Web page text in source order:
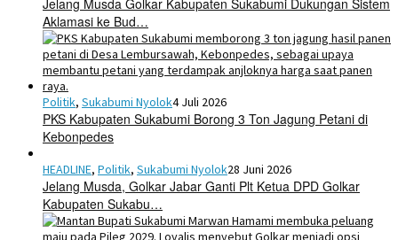
Jelang Musda Golkar Kabupaten Sukabumi Dukungan Sistem
Aklamasi ke Bud…
Politik, Sukabumi Nyolok4 Juli 2026
PKS Kabupaten Sukabumi Borong 3 Ton Jagung Petani di
Kebonpedes
HEADLINE, Politik, Sukabumi Nyolok28 Juni 2026
Jelang Musda, Golkar Jabar Ganti Plt Ketua DPD Golkar
Kabupaten Sukabu…